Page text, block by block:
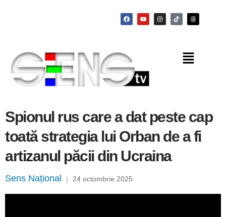
Spionul rus care a dat peste cap
toată strategia lui Orban de a fi
artizanul păcii din Ucraina
Sens Național | 24 octombrie 2025